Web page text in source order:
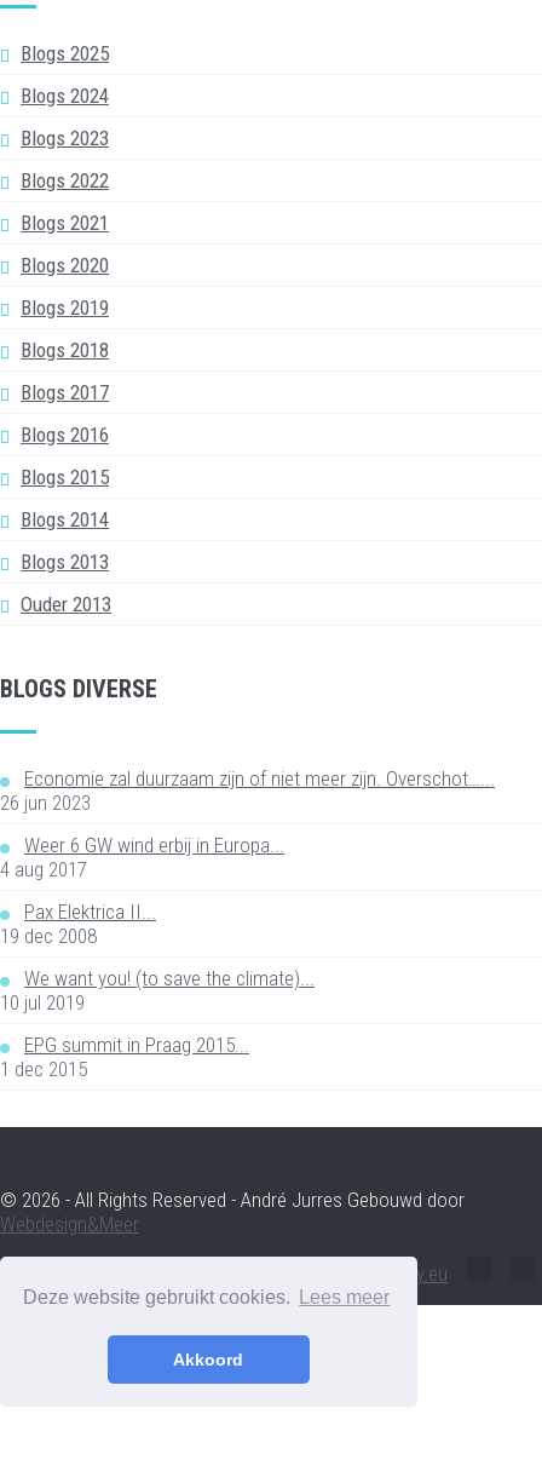
Deze website gebruikt cookies. Lees meer
Akkoord
Blogs 2025
Blogs 2024
Blogs 2023
Blogs 2022
Blogs 2021
Blogs 2020
Blogs 2019
Blogs 2018
Blogs 2017
Blogs 2016
Blogs 2015
Blogs 2014
Blogs 2013
Ouder 2013
BLOGS DIVERSE
Economie zal duurzaam zijn of niet meer zijn. Overschot…...
26 jun 2023
Weer 6 GW wind erbij in Europa...
4 aug 2017
Pax Elektrica II...
19 dec 2008
We want you! (to save the climate)...
10 jul 2019
EPG summit in Praag 2015...
1 dec 2015
© 2026 - All Rights Reserved - André Jurres Gebouwd door
Webdesign&Meer
andre.jurres@voltenergy.eu